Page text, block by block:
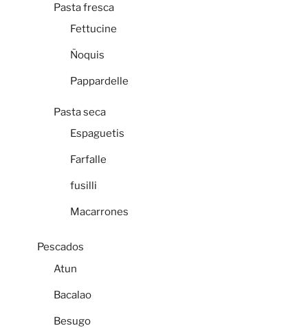
Pasta fresca
Fettucine
Ñoquis
Pappardelle
Pasta seca
Espaguetis
Farfalle
fusilli
Macarrones
Pescados
Atun
Bacalao
Besugo